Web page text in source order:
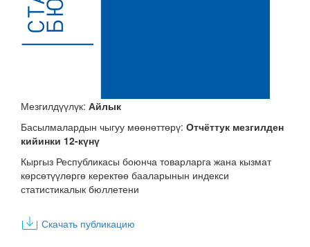
Мезгилдүүлүк: Айлык
Басылмалардын чыгуу мөөнөттөрү: Отчёттук мезгилден
кийинки 12-күнү
Кыргыз Республикасы боюнча товарларга жана кызмат
көрсөтүүлөргө керектөө бааларынын индекси
статистикалык бюллетени
Скачать публикацию